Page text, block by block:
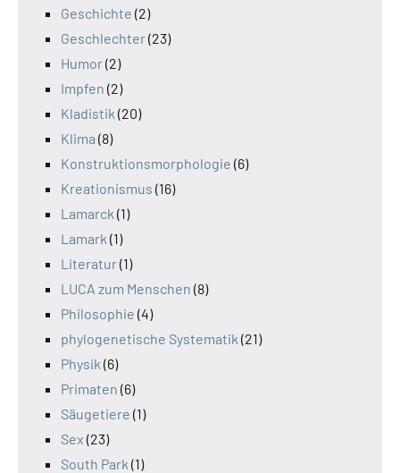
Geschichte (2)
Geschlechter(23)
Humor(2)
Impfen (2)
Kladistik (20)
Klima (8)
Konstruktionsmorphologie (6)
Kreationismus (16)
Lamarck (1)
Lamark (1)
Literatur(1)
LUCA zum Menschen (8)
Philosophie (4)
phylogenetische Systematik (21)
Physik (6)
Primaten (6)
Säugetiere (1)
Sex (23)
South Park (1)